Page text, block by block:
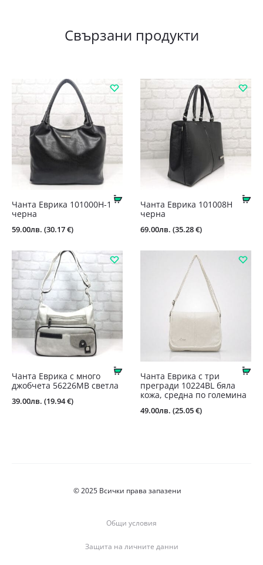
Свързани продукти
Купи
Чанта Еврика 101000Н-1
черна
59.00лв. (30.17 €)
Чантa Еврика 101008Н
черна
69.00лв. (35.28 €)
Купи
Чанта Еврика с много
джобчета 56226MB светла
39.00лв. (19.94 €)
Чанта Еврика с три
прегради 10224BL бяла
кожа, средна по големина
49.00лв. (25.05 €)
© 2025 Всички права запазени
Общи условия
Защита на личните данни